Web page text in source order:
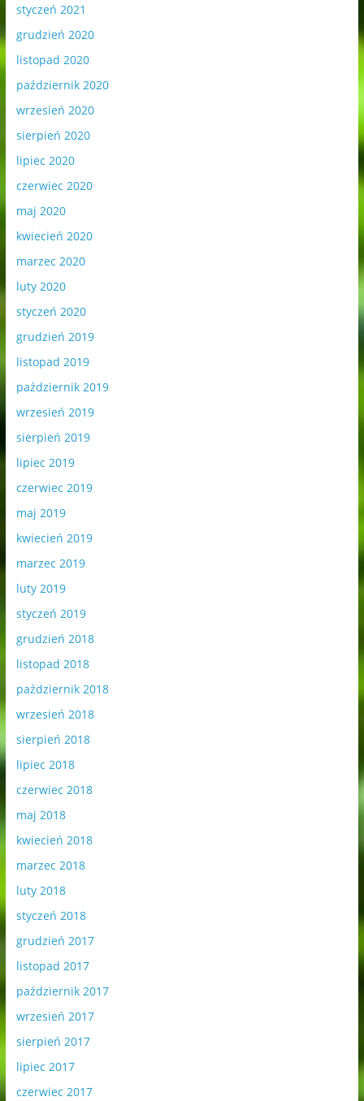
styczeń 2021
grudzień 2020
listopad 2020
październik 2020
wrzesień 2020
sierpień 2020
lipiec 2020
czerwiec 2020
maj 2020
kwiecień 2020
marzec 2020
luty 2020
styczeń 2020
grudzień 2019
listopad 2019
październik 2019
wrzesień 2019
sierpień 2019
lipiec 2019
czerwiec 2019
maj 2019
kwiecień 2019
marzec 2019
luty 2019
styczeń 2019
grudzień 2018
listopad 2018
październik 2018
wrzesień 2018
sierpień 2018
lipiec 2018
czerwiec 2018
maj 2018
kwiecień 2018
marzec 2018
luty 2018
styczeń 2018
grudzień 2017
listopad 2017
październik 2017
wrzesień 2017
sierpień 2017
lipiec 2017
czerwiec 2017